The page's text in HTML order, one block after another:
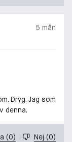
5 mån
Dryg. Jag som
denna.
(0) Nej (0)